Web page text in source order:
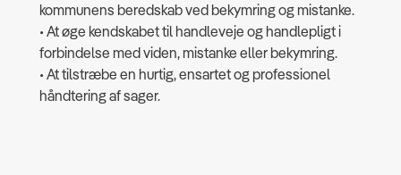
kommunens beredskab ved bekymring og mistanke.
• At øge kendskabet til handleveje og handlepligt i
forbindelse med viden, mistanke eller bekymring.
• At tilstræbe en hurtig, ensartet og professionel
håndtering af sager.